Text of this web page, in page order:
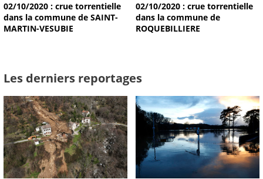
02/10/2020 : crue torrentielle
dans la commune de SAINT-
MARTIN-VESUBIE
02/10/2020 : crue torrentielle
dans la commune de
ROQUEBILLIERE
Les derniers reportages